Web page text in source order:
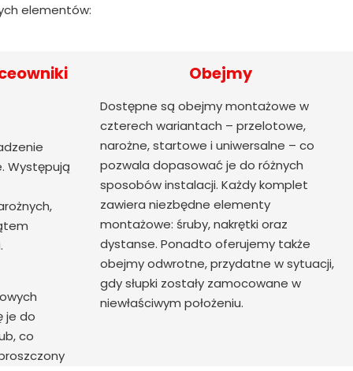
elementów:
Występują
je do
co
Obejmy
Dostępne są obejmy montażowe w
czterech wariantach – przelotowe,
narożne, startowe i uniwersalne – co
pozwala dopasować je do różnych
sposobów instalacji. Każdy komplet
zawiera niezbędne elementy
montażowe: śruby, nakrętki oraz
dystanse. Ponadto oferujemy także
obejmy odwrotne, przydatne w sytuacji,
gdy słupki zostały zamocowane w
niewłaściwym położeniu.